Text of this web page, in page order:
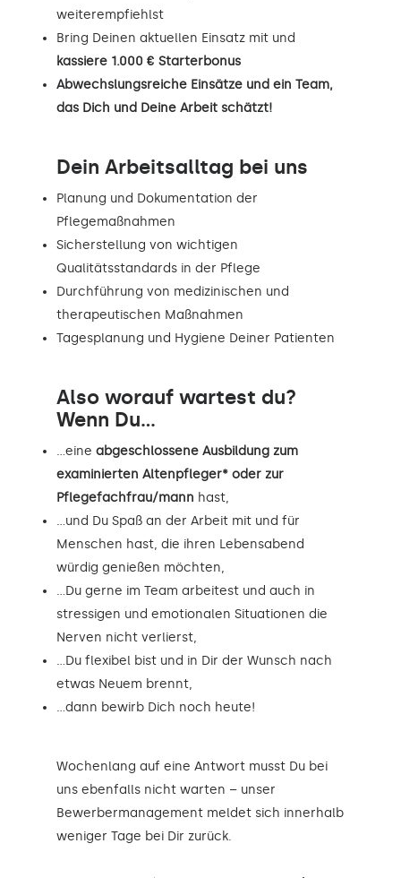
weiterempfiehlst
Bring Deinen aktuellen Einsatz mit und
kassiere 1.000 € Starterbonus
Abwechslungsreiche Einsätze und ein Team,
das Dich und Deine Arbeit schätzt!
Dein Arbeitsalltag bei uns
Planung und Dokumentation der
Pflegemaßnahmen
Sicherstellung von wichtigen
Qualitätsstandards in der Pflege
Durchführung von medizinischen und
therapeutischen Maßnahmen
Tagesplanung und Hygiene Deiner Patienten
Also worauf wartest du?
Wenn Du...
…eine abgeschlossene Ausbildung zum
examinierten Altenpfleger* oder zur
Pflegefachfrau/mann hast,
…und Du Spaß an der Arbeit mit und für
Menschen hast, die ihren Lebensabend
würdig genießen möchten,
…Du gerne im Team arbeitest und auch in
stressigen und emotionalen Situationen die
Nerven nicht verlierst,
…Du flexibel bist und in Dir der Wunsch nach
etwas Neuem brennt,
…dann bewirb Dich noch heute!
Wochenlang auf eine Antwort musst Du bei
uns ebenfalls nicht warten – unser
Bewerbermanagement meldet sich innerhalb
weniger Tage bei Dir zurück.